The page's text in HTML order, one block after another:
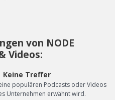
von NODE
Videos:
Keine Treffer
populären Podcasts oder Videos
Unternehmen erwähnt wird.